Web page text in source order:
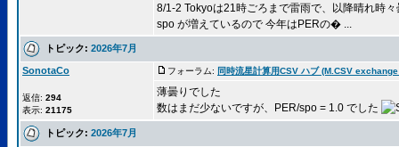
8/1-2 Tokyoは21時ごろまで雷雨で、以降晴れ時
spo が増えているので 今年はPERの� ...
トピック: 2026年7月
SonotaCo
返信: 294
表示: 21175
フォーラム: 同時流星計算用CSV ハブ (M.CSV
薄曇りでした
数はまだ少ないですが、PER/spo = 1.0 でした
トピック: 2026年7月